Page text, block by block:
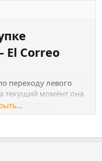
Correo​
переходу левого
текущий момент она
El Correo.
открыт для
оптимистично
в «Спартак».